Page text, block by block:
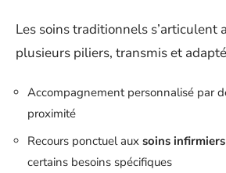
Les soins traditionnels s’articulent
plusieurs piliers, transmis et
Accompagnement personnalisé par
proximité
Recours ponctuel aux soins infirmiers
certains besoins spécifiques